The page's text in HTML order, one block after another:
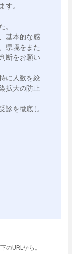
す。
。
基本的な感
県境をまた
断をお願い
に人数を絞
拡大の防止
診を徹底し
のURLから。